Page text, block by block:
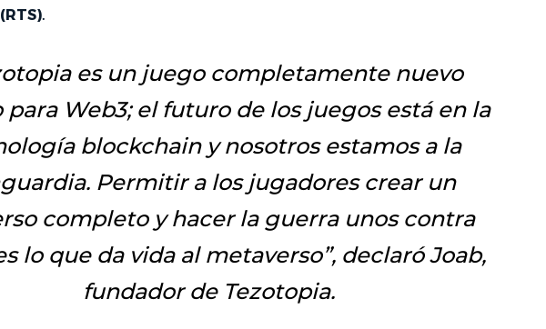
.
es un juego completamente nuevo
para Web3; el futuro de los juegos está en la
blockchain y nosotros estamos a la
Permitir a los jugadores crear un
completo y hacer la guerra unos contra
lo que da vida al metaverso”, declaró Joab,
fundador de Tezotopia.